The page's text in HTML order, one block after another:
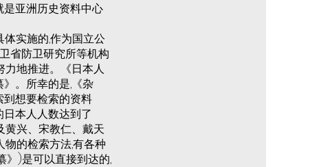
亚洲历史资料中心
体实施的,作为国立公
省防卫研究所等机构
力地推进。《日本人
。所幸的是,《杂
想要检索的资料
本人人数达到了
黄兴、宋教仁、戴天
的检索方法,有各种
》)是可以直接到达的,